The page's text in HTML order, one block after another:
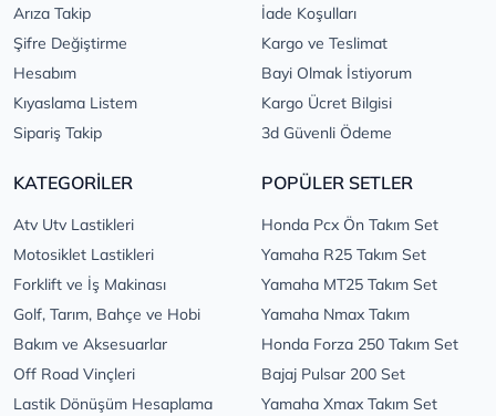
Arıza Takip
Şifre Değiştirme
Hesabım
Kıyaslama Listem
Sipariş Takip
İade Koşulları
Kargo ve Teslimat
Bayi Olmak İstiyorum
Kargo Ücret Bilgisi
3d Güvenli Ödeme
KATEGORİLER
Atv Utv Lastikleri
Motosiklet Lastikleri
Forklift ve İş Makinası
Golf, Tarım, Bahçe ve Hobi
Bakım ve Aksesuarlar
Off Road Vinçleri
Lastik Dönüşüm Hesaplama
POPÜLER SETLER
Honda Pcx Ön Takım Set
Yamaha R25 Takım Set
Yamaha MT25 Takım Set
Yamaha Nmax Takım
Honda Forza 250 Takım Set
Bajaj Pulsar 200 Set
Yamaha Xmax Takım Set